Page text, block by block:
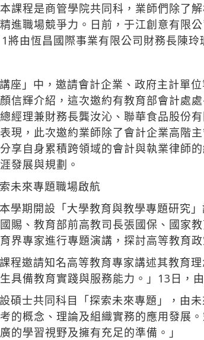
課程是商管學院共同科，業師們除了
進職場競爭力。日前，于江創意有限
由恆昌國際事業有限公司財務長陳玲
座」中，邀請會計企業、政府主計單
信輝介紹，這次邀約有教育部會計處
經理兼財務長龔汝沁、聯華食品股份
現，此次邀約業師除了會計企業高階
享自身累積跨領域的會計與執業律師
發展與規劃。
未來專題職場啟航
學期開設「大學教育與教學專題研究
賜、教育部前高教司長張國保、國家
界專家進行專題演講，探討高等教育
程邀請知名高等教育專家講述其教育
具備教育實踐與服務能力。」13日，
碩士共同科目「探索未來專題」，由
的概念、理論及組織實務的應用發展
的學習視野及擁有充足的準備。」